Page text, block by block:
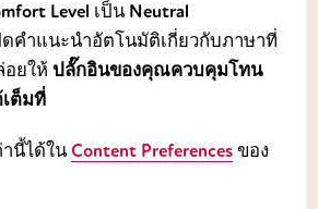
Level เป็น Neutral
คำแนะนำอัตโนมัติเกี่ยวกับภาษาที่
อยให้ ปลั๊กอินของคุณควบคุมโทน
ต็มที่
นี้ได้ใน Content Preferences ของ